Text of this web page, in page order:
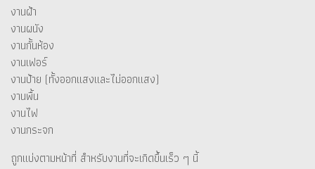
งานฝ้า
งานผนัง
งานกั้นห้อง
งานเฟอร์
งานป้าย (ทั้งออกแสงและไม่ออกแสง)
งานพื้น
งานไฟ
งานกระจก
ถูกแบ่งตามหน้าที่ สำหรับงานที่จะเกิดขึ้นเร็ว ๆ นี้